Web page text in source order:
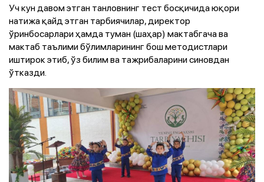
Уч кун давом этган танловнинг тест босқичида юқори
натижа қайд этган тарбиячилар, директор
ўринбосарлари ҳамда туман (шаҳар) мактабгача ва
мактаб таълими бўлимларининг бош методистлари
иштирок этиб, ўз билим ва тажрибаларини синовдан
ўтказди.